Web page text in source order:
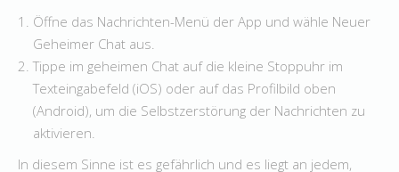
Öffne das Nachrichten-Menü der App und wähle Neuer
Geheimer Chat aus.
Tippe im geheimen Chat auf die kleine Stoppuhr im
Texteingabefeld (iOS) oder auf das Profilbild oben
(Android), um die Selbstzerstörung der Nachrichten zu
aktivieren.
In diesem Sinne ist es gefährlich und es liegt an jedem,